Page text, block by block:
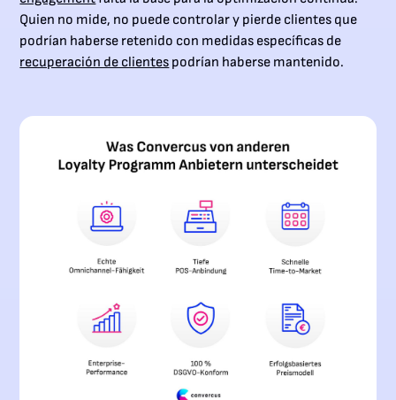
Quien no mide, no puede controlar y pierde clientes que
podrían haberse retenido con medidas específicas de
recuperación de clientes podrían haberse mantenido.